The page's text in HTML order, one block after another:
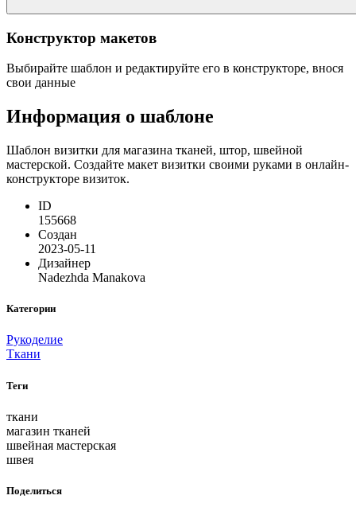
Конструктор макетов
Выбирайте шаблон и редактируйте его в конструкторе, внося
свои данные
Информация о шаблоне
Шаблон визитки для магазина тканей, штор, швейной
мастерской. Создайте макет визитки своими руками в онлайн-
конструкторе визиток.
ID
155668
Создан
2023-05-11
Дизайнер
Nadezhda Manakova
Категории
Рукоделие
Ткани
Теги
ткани
магазин тканей
швейная мастерская
швея
Поделиться